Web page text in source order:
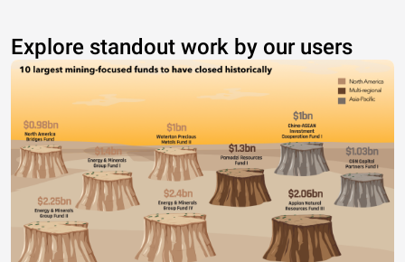
Explore standout work by our users